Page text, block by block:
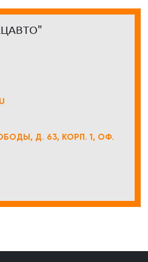
Д. 63, КОРП. 1, ОФ.